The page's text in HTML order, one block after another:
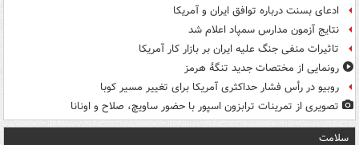
ادعای بسنت درباره توافق ایران و آمریکا
نتایج آزمون مدارس سمپاد اعلام شد
تاثیرات منفی جنگ علیه ایران بر بازار کار آمریکا
رونمایی از مختصات جدید تنگۀ هرمز
روبیو در رأس فشار حداکثری آمریکا برای تغییر مسیر کوبا
تصویری از تمرینات ترابزون اسپور با حضور ساویچ، صلاح و اونانا
سلامت